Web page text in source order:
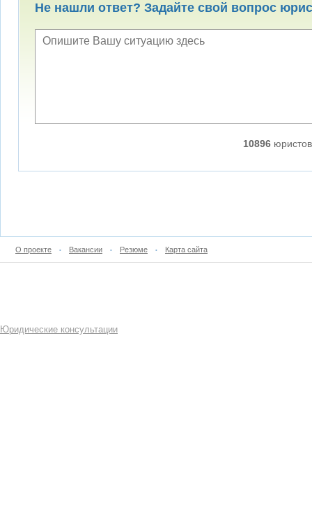
Не нашли ответ? Задайте свой вопрос
10896
О проекте • Вакансии • Резюме • Карта сайта
Юридические консультации